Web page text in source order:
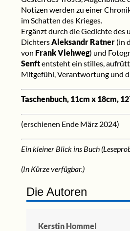
Notizen werden zu einer
im Schatten des Krieges.
Ergänzt durch die Gedichte des
Dichters Aleksandr Ratner(in
von Frank Viehweg) und
Senftentsteht ein stilles,
Mitgefühl, Verantwortung und
Taschenbuch, 11cm x 18cm,
(erschienen Ende März 2024)
Ein kleiner Blick ins Buch
(In Kürze verfügbar.)
Die Autoren
Kerstin Hommel